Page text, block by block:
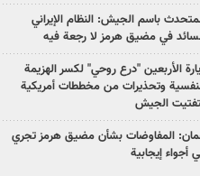
باسم الجيش: النظام الإيراني
في مضيق هرمز لا رجعة فيه
الأربعين "درع روحي" لكسر الهزيمة
وتحذيرات من مخططات أمريكية
الجيش
المفاوضات بشأن مضيق هرمز تجري
أجواء إيجابية